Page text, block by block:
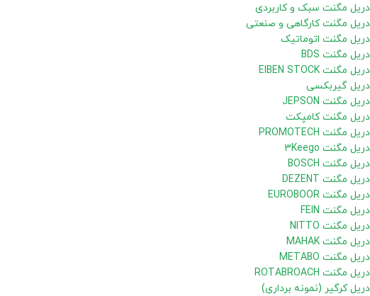
دریل مگنت سبک و کاربردی
دریل مگنت کارگاهی و صنعتی
دریل مگنت اتوماتیک
دریل مگنت BDS
دریل مگنت EIBEN STOCK
دریل گیربکسی
دریل مگنت JEPSON
دریل مگنت کامپکت
دریل مگنت PROMOTECH
دریل مگنت 3Keego
دریل مگنت BOSCH
دریل مگنت DEZENT
دریل مگنت EUROBOOR
دریل مگنت FEIN
دریل مگنت NITTO
دریل مگنت MAHAK
دریل مگنت METABO
دریل مگنت ROTABROACH
دریل کرگیر (نمونه برداری)